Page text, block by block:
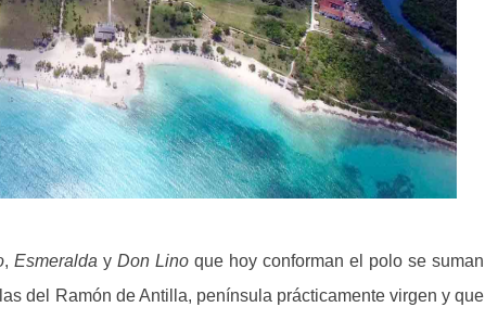
, Esmeralda y Don Lino que hoy conforman el polo se suman
del Ramón de Antilla, península prácticamente virgen y que